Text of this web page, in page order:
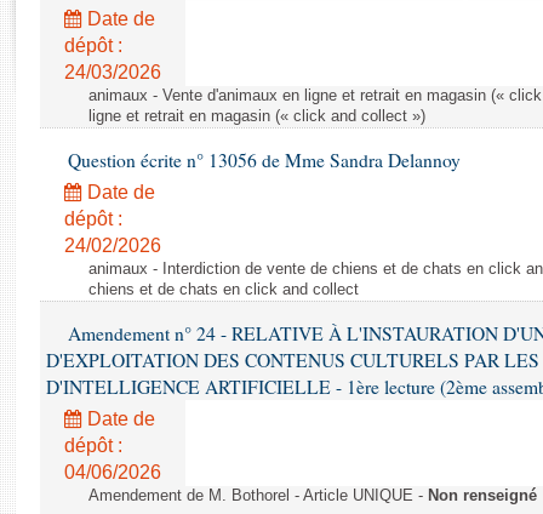
Rapports législatifs
Rapports sur l'application des lois
Baromètre de l’application des lois
Dossiers législatifs
Budget et sécurité sociale
Questions écrites et orales
Comptes rendus des débats
Date de
dépôt :
24/03/2026
animaux - Vente d'animaux en ligne et retrait en magasin («
ligne et retrait en magasin (« click and collect »)
Question écrite n° 13056 de Mme Sandra Delannoy
Date de
dépôt :
24/02/2026
animaux - Interdiction de vente de chiens et de chats en click
chiens et de chats en click and collect
Amendement n° 24 - RELATIVE À L'INSTAURATION
D'EXPLOITATION DES CONTENUS CULTURELS PAR LES
D'INTELLIGENCE ARTIFICIELLE - 1ère lecture (2ème
Date de
dépôt :
04/06/2026
Amendement de M. Bothorel - Article UNIQUE - Non renseigné